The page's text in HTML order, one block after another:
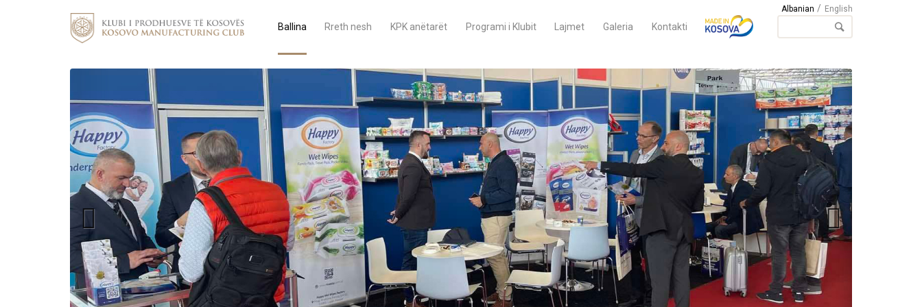
Albanian English
Ballina Rreth nesh KPK anëtarët Programi i Klubit Lajmet Galeria Kontakti
Previous Next